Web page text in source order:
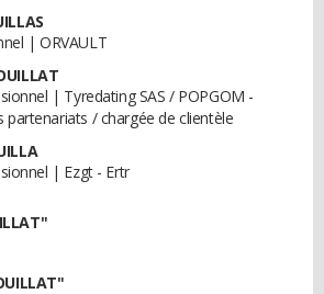
| ORVAULT
| Tyredating SAS / POPGOM -
partenariats / chargée de clientèle
| Ezgt - Ertr